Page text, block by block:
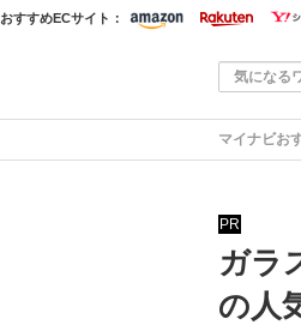
おすすめECサイト：
マイナビお
PR
ガラ
の人